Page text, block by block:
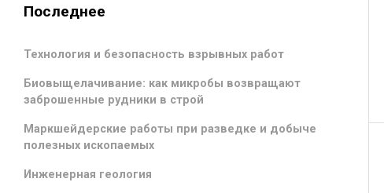
Последнее
Технология и безопасность взрывных работ
Биовыщелачивание: как микробы возвращают
заброшенные рудники в строй
Маркшейдерские работы при разведке и добыче
полезных ископаемых
Инженерная геология